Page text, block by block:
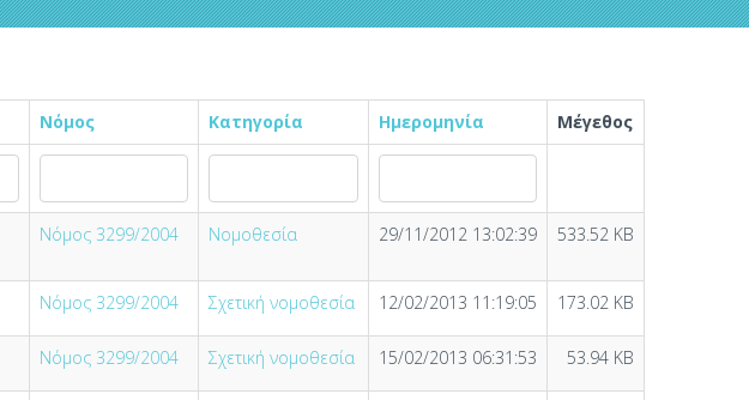
Νόμος Κατηγορία Ημερομηνία Μέγεθος
Νόμος 3299/2004 Νομοθεσία 29/11/2012 13:02:39 533.52 KB
Νόμος 3299/2004 Σχετική νομοθεσία 12/02/2013 11:19:05 173.02 KB
Νόμος 3299/2004 Σχετική νομοθεσία 15/02/2013 06:31:53 53.94 KB